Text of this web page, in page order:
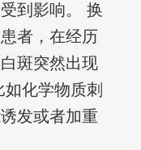
到影响。 换
者，在经历
斑突然出现
化学物质刺
发或者加重